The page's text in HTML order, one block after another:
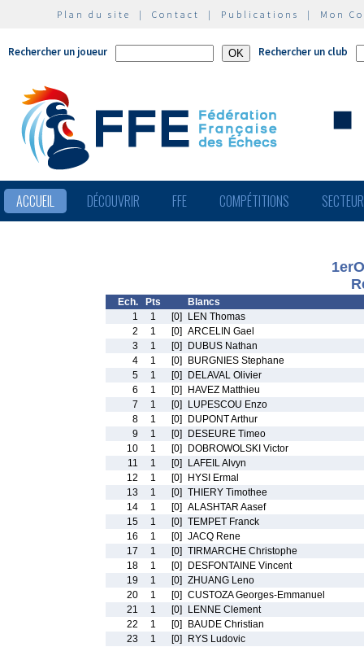
Plan du site | Contact | Publications | Mon
Rechercher un joueur Rechercher un club
ACCUEIL DÉCOUVRIR FFE COMPÉTITIONS
Ech. Pts
Blancs
1
1 [0]
LEN Thomas
2
1 [0] ARCELIN Gael
3
1 [0]
DUBUS Nathan
4
1 [0]
BURGNIES Stephane
5
1 [0]
DELAVAL Olivier
6
1 [0]
HAVEZ Matthieu
7
1 [0]
LUPESCOU Enzo
8
1 [0]
DUPONT Arthur
9
1 [0]
DESEURE Timeo
10
1 [0]
DOBROWOLSKI Victor
11
1 [0]
LAFEIL Alvyn
12
1 [0]
HYSI Ermal
13
1 [0] THIERY Timothee
14
1 [0] ALASHTAR Aasef
15
1 [0] TEMPET Franck
16
1 [0] JACQ Rene
17
1 [0] TIRMARCHE Christophe
18
1 [0]
DESFONTAINE Vincent
19
1 [0] ZHUANG Leno
20
1 [0] CUSTOZA Georges-Emmanuel
21
1 [0]
LENNE Clement
22
1 [0]
BAUDE Christian
23
1 [0]
RYS Ludovic